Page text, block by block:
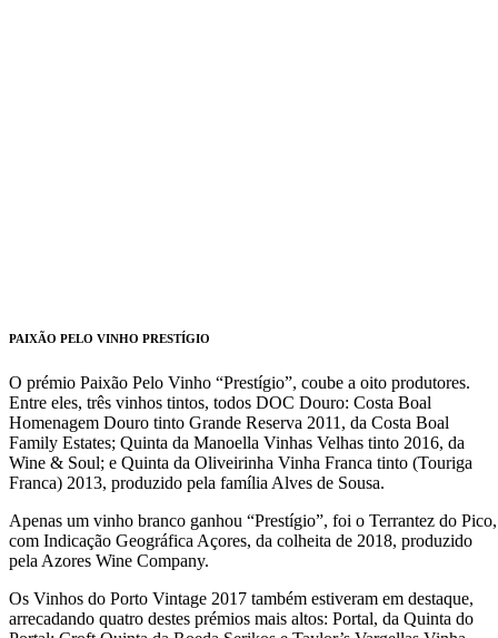
PAIXÃO PELO VINHO PRESTÍGIO
O prémio Paixão Pelo Vinho “Prestígio”, coube a oito produtores.
Entre eles, três vinhos tintos, todos DOC Douro: Costa Boal
Homenagem Douro tinto Grande Reserva 2011, da Costa Boal
Family Estates; Quinta da Manoella Vinhas Velhas tinto 2016, da
Wine & Soul; e Quinta da Oliveirinha Vinha Franca tinto (Touriga
Franca) 2013, produzido pela família Alves de Sousa.
Apenas um vinho branco ganhou “Prestígio”, foi o Terrantez do Pico,
com Indicação Geográfica Açores, da colheita de 2018, produzido
pela Azores Wine Company.
Os Vinhos do Porto Vintage 2017 também estiveram em destaque,
arrecadando quatro destes prémios mais altos: Portal, da Quinta do